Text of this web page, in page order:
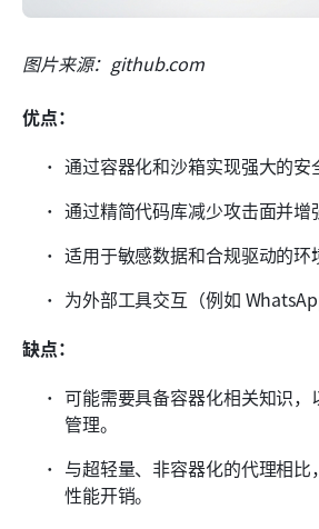
图片来源：github.com
优点：
通过容器化和沙箱实现强大的安
通过精简代码库减少攻击面并增
适用于敏感数据和合规驱动的环
为外部工具交互（例如
缺点：
可能需要具备容器化相关知识
管理。
与超轻量、非容器化的代理相
性能开销。